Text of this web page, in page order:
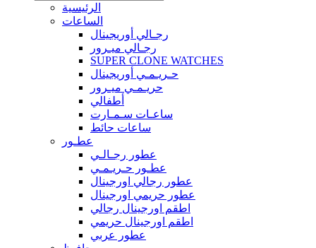
الرئيسية
الساعات
رجـالي أوريجينال
رجـالي ميـرور
SUPER CLONE WATCHES
حـريـمـي أوريجينال
حريـمـي ميـرور
أطفالي
ساعـات سـمـارت
ساعات حائط
عطـور
عطور رجـالـي
عطـور حـريـمـي
عطور رجالي اورجينال
عطور حريمي اورجينال
اطقم اورجينال رجالي
اطقم اورجينال حريمي
عطور عربي